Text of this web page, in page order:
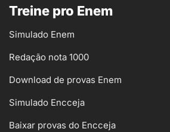
Treine pro Enem
Simulado Enem
Redação nota 1000
Download de provas Enem
Simulado Encceja
Baixar provas do Encceja